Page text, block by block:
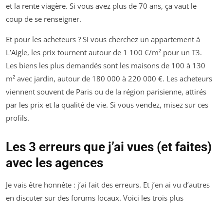
et la rente viagère. Si vous avez plus de 70 ans, ça vaut le
coup de se renseigner.
Et pour les acheteurs ? Si vous cherchez un appartement à
L’Aigle, les prix tournent autour de 1 100 €/m² pour un T3.
Les biens les plus demandés sont les maisons de 100 à 130
m² avec jardin, autour de 180 000 à 220 000 €. Les acheteurs
viennent souvent de Paris ou de la région parisienne, attirés
par les prix et la qualité de vie. Si vous vendez, misez sur ces
profils.
Les 3 erreurs que j’ai vues (et faites)
avec les agences
Je vais être honnête : j’ai fait des erreurs. Et j’en ai vu d’autres
en discuter sur des forums locaux. Voici les trois plus